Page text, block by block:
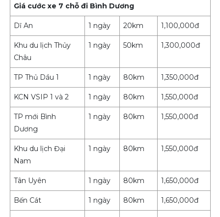
Giá cước xe 7 chỗ đi Bình Dương
Dĩ An 1 ngày 20km 1,100,000đ
Khu du lịch Thủy
Châu
1 ngày 50km 1,300,000đ
TP Thủ Dầu 1 1 ngày 80km 1,350,000đ
KCN VSIP 1 và 2 1 ngày 80km 1,550,000đ
TP mới Bình
Dương
1 ngày 80km 1,550,000đ
Khu du lịch Đại
Nam
1 ngày 80km 1,550,000đ
Tân Uyên 1 ngày 80km 1,650,000đ
Bến Cát 1 ngày 80km 1,650,000đ